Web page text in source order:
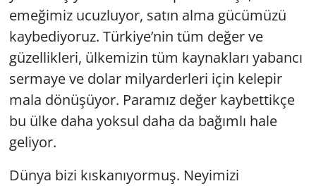
emeğimiz ucuzluyor, satın alma gücümüzü
kaybediyoruz. Türkiye’nin tüm değer ve
güzellikleri, ülkemizin tüm kaynakları yabancı
sermaye ve dolar milyarderleri için kelepir
mala dönüşüyor. Paramız değer kaybettikçe
bu ülke daha yoksul daha da bağımlı hale
geliyor.
Dünya bizi kıskanıyormuş. Neyimizi